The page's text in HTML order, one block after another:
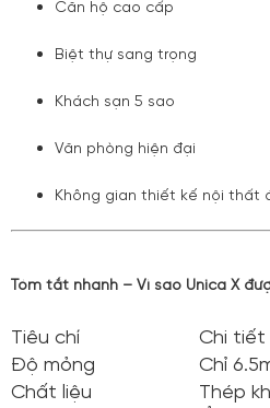
Căn hộ cao cấp
Biệt thự sang trọng
Khách sạn 5 sao
Văn phòng hiện đại
Không gian thiết kế nội thất
Tóm tắt nhanh – Vì sao Unica X
Tiêu chí
Chi tiết
Độ mỏng
Chỉ
Chất liệu
Thép